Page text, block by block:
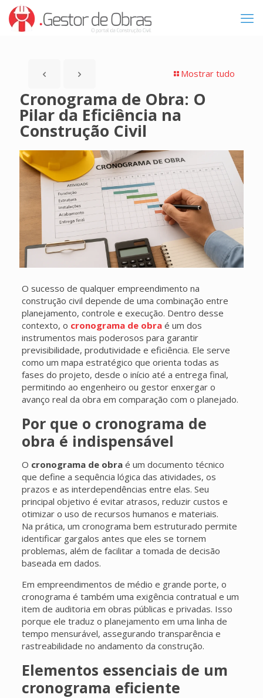
Mostrar tudo
Cronograma de Obra: O
Pilar da Eficiência na
Construção Civil
O sucesso de qualquer empreendimento na
construção civil depende de uma combinação entre
planejamento, controle e execução. Dentro desse
contexto, o cronograma de obraé um dos
instrumentos mais poderosos para garantir
previsibilidade, produtividade e eficiência. Ele serve
como um mapa estratégico que orienta todas as
fases do projeto, desde o início até a entrega final,
permitindo ao engenheiro ou gestor enxergar o
avanço real da obra em comparação com o planejado.
Por que o cronograma de
obra é indispensável
O cronograma de obraé um documento técnico
que define a sequência lógica das atividades, os
prazos e as interdependências entre elas. Seu
principal objetivo é evitar atrasos, reduzir custos e
otimizar o uso de recursos humanos e materiais.
Na prática, um cronograma bem estruturado permite
identificar gargalos antes que eles se tornem
problemas, além de facilitar a tomada de decisão
baseada em dados.
Em empreendimentos de médio e grande porte, o
cronograma é também uma exigência contratual e um
item de auditoria em obras públicas e privadas. Isso
porque ele traduz o planejamento em uma linha de
tempo mensurável, assegurando transparência e
rastreabilidade no andamento da construção.
Elementos essenciais de um
cronograma eficiente